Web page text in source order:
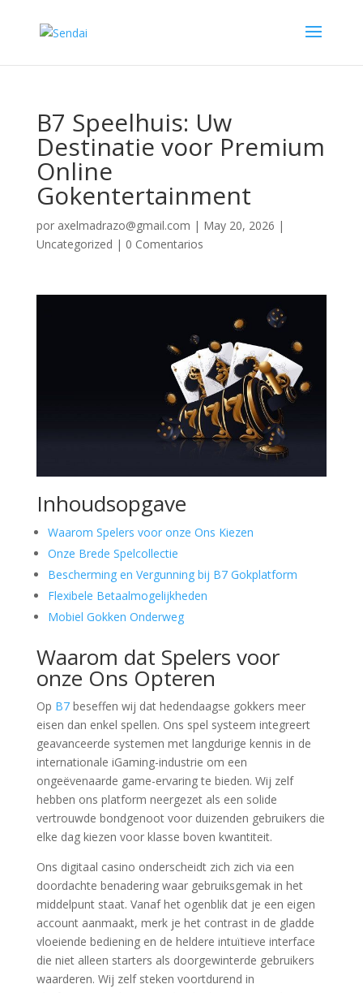
B7 Speelhuis: Uw
Destinatie voor Premium
Online
Gokentertainment
por axelmadrazo@gmail.com | May 20, 2026 |
Uncategorized | 0 Comentarios
Inhoudsopgave
Waarom Spelers voor onze Ons Kiezen
Onze Brede Spelcollectie
Bescherming en Vergunning bij B7 Gokplatform
Flexibele Betaalmogelijkheden
Mobiel Gokken Onderweg
Waarom dat Spelers voor
onze Ons Opteren
Op B7beseffen wij dat hedendaagse gokkers meer
eisen dan enkel spellen. Ons spel systeem integreert
geavanceerde systemen met langdurige kennis in de
internationale iGaming-industrie om een
ongeëvenaarde game-ervaring te bieden. Wij zelf
hebben ons platform neergezet als een solide
vertrouwde bondgenoot voor duizenden gebruikers die
elke dag kiezen voor klasse boven kwantiteit.
Ons digitaal casino onderscheidt zich zich via een
doordachte benadering waar gebruiksgemak in het
middelpunt staat. Vanaf het ogenblik dat je een eigen
account aanmaakt, merk je het contrast in de gladde
vloeiende bediening en de heldere intuïtieve interface
die niet alleen starters als doorgewinterde gebruikers
waarderen. Wij zelf steken voortdurend in